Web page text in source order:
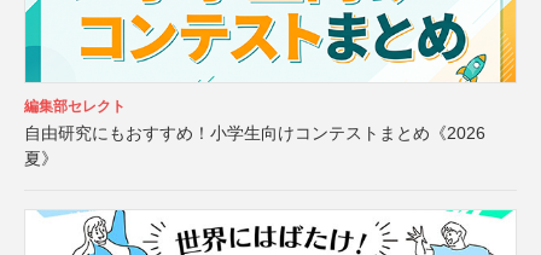
編集部セレクト
自由研究にもおすすめ！小学生向けコンテストまとめ《2026
夏》